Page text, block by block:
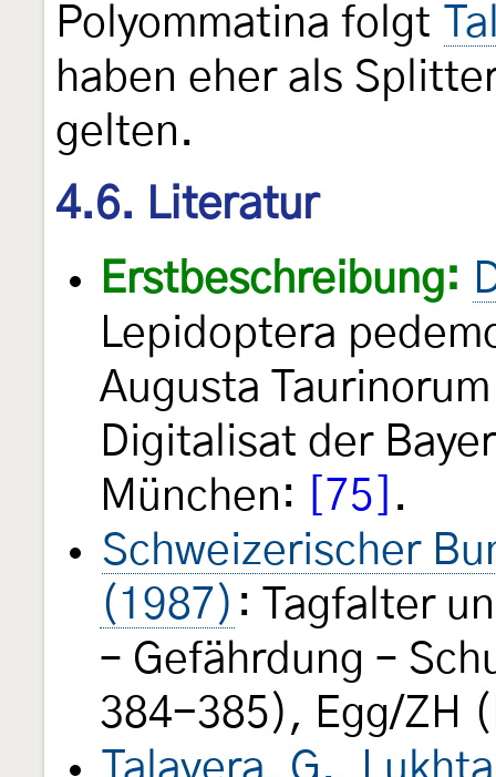
Polyommatina folgt
haben eher als
gelten.
4.6. Literatur
Erstbeschreibung:
Lepidoptera
Augusta
Digitalisat der
München:
[75] .
Schweizerischer
(1987) : Tagfalter
– Gefährdung –
384-385), Egg/ZH